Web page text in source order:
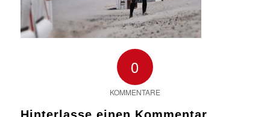
0
KOMMENTARE